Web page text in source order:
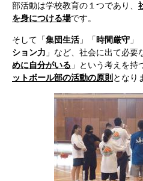
部活動は学校教育の１つであり、
を身につける場です。
そして「集団生活 」「時間厳守 」
ション力 」など、社会に出て必要
めに自分がいる 」という考えを持
ットボール部の活動の原則 となり